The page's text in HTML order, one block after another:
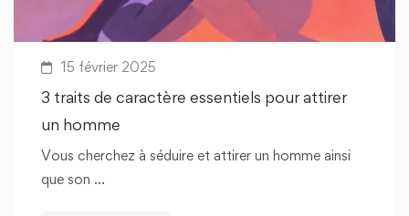
15 février 2025
3 traits de caractère essentiels pour attirer
un homme
Vous cherchez à séduire et attirer un homme ainsi
que son …